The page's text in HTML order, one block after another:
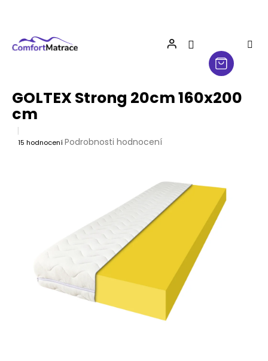
GOLTEX Strong 20cm 160x200
cm
Průměrné
15 hodnoceníPodrobnosti hodnocení